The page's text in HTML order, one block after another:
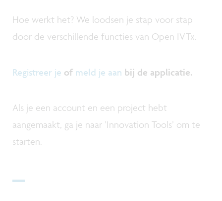
Hoe werkt het? We loodsen je stap voor stap
door de verschillende functies van Open IVTx.
Registreer je of meld je aan bij de applicatie.
Als je een account en een project hebt
aangemaakt, ga je naar ’Innovation Tools’ om te
starten.